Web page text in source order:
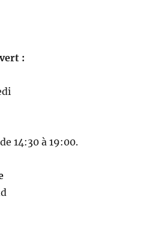
:
14:30 à 19:00.